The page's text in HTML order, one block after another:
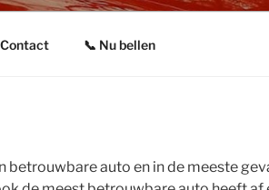
Contact 📞 Nu bellen
betrouwbare auto en in de meeste